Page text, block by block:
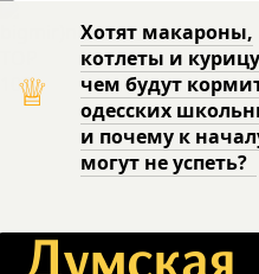
♕
Хотят макароны,
котлеты и
чем будут
одесских
и почему к
могут не успеть?